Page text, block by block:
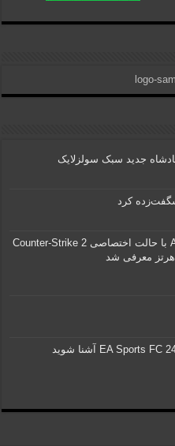
مانیتور گیمینگ AOC با حالت اختصاصی Counter-Strike 2